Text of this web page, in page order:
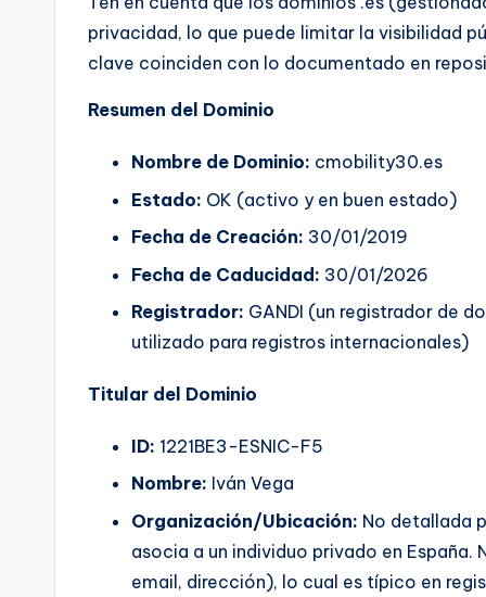
privacidad, lo que puede limitar la visibilidad
clave coinciden con lo documentado en
Resumen del Dominio
Nombre de Dominio: cmobility30.es
Estado: OK (activo y en buen estado)
Fecha de Creación: 30/01/2019
Fecha de Caducidad: 30/01/2026
Registrador: GANDI (un registrador de
utilizado para registros internacionales)
Titular del Dominio
ID: 1221BE3-ESNIC-F5
Nombre: Iván Vega
Organización/Ubicación: No detallada
asocia a un individuo privado en
email, dirección), lo cual es típico en